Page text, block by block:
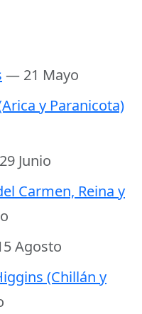
— 21 Mayo
y Paranicota)
Junio
Carmen, Reina y
Agosto
(Chillán y